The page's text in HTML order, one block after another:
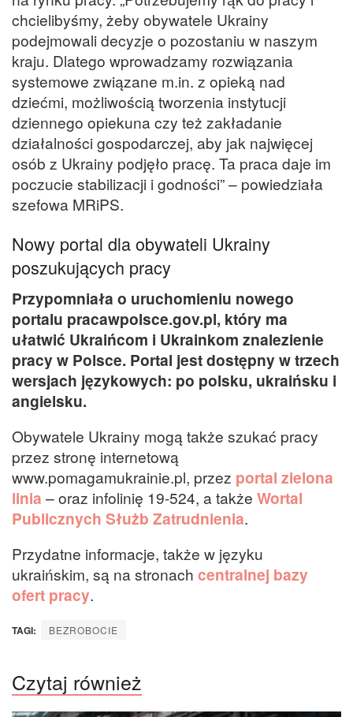
chcielibyśmy, żeby obywatele Ukrainy
podejmowali decyzje o pozostaniu w naszym
kraju. Dlatego wprowadzamy rozwiązania
systemowe związane m.in. z opieką nad
dziećmi, możliwością tworzenia instytucji
dziennego opiekuna czy też zakładanie
działalności gospodarczej, aby jak najwięcej
osób z Ukrainy podjęło pracę. Ta praca daje im
poczucie stabilizacji i godności” – powiedziała
szefowa MRiPS.
Nowy portal dla obywateli Ukrainy
poszukujących pracy
Przypomniała o uruchomieniu nowego
portalu pracawpolsce.gov.pl, który ma
ułatwić Ukraińcom i Ukrainkom znalezienie
pracy w Polsce. Portal jest dostępny w trzech
wersjach językowych: po polsku, ukraińsku i
angielsku.
Obywatele Ukrainy mogą także szukać pracy
przez stronę internetową
www.pomagamukrainie.pl, przez portal zielona
linia – oraz infolinię 19-524, a także Wortal
Publicznych Służb Zatrudnienia.
Przydatne informacje, także w języku
ukraińskim, są na stronach centralnej bazy
ofert pracy.
TAGI: BEZROBOCIE
Czytaj również